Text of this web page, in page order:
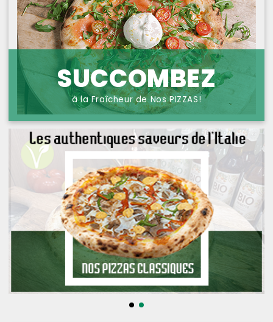
NOS PIZZAS FROMAGES
NOS SAVEURS D AILLEURS
OFFRE PRIMA
OFFRE MEZZO
MENUS BAMBINO
NOS PATES GRATINEES
NOS BURRITOS GRATINES
NOS PANINIS
NOS SALADES
NOS DESSERTS
PROTECTION DES
DONNÉES
SUCCOMBEZ
à la Fraîcheur de Nos PIZZAS!